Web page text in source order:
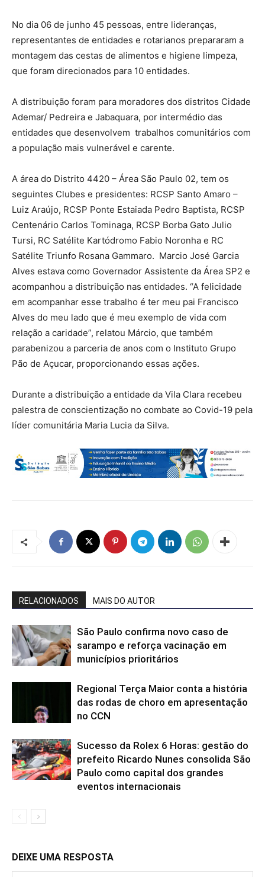
No dia 06 de junho 45 pessoas, entre lideranças,
representantes de entidades e rotarianos prepararam a
montagem das cestas de alimentos e higiene limpeza,
que foram direcionados para 10 entidades.
A distribuição foram para moradores dos distritos Cidade
Ademar/ Pedreira e Jabaquara, por intermédio das
entidades que desenvolvem trabalhos comunitários com
a população mais vulnerável e carente.
A área do Distrito 4420 – Área São Paulo 02, tem os
seguintes Clubes e presidentes: RCSP Santo Amaro –
Luiz Araújo, RCSP Ponte Estaiada Pedro Baptista, RCSP
Centenário Carlos Tominaga, RCSP Borba Gato Julio
Tursi, RC Satélite Kartódromo Fabio Noronha e RC
Satélite Triunfo Rosana Gammaro. Marcio José Garcia
Alves estava como Governador Assistente da Área SP2 e
acompanhou a distribuição nas entidades. “A felicidade
em acompanhar esse trabalho é ter meu pai Francisco
Alves do meu lado que é meu exemplo de vida com
relação a caridade”, relatou Márcio, que também
parabenizou a parceria de anos com o Instituto Grupo
Pão de Açucar, proporcionando essas ações.
Durante a distribuição a entidade da Vila Clara recebeu
palestra de conscientização no combate ao Covid-19 pela
líder comunitária Maria Lucia da Silva.
RELACIONADOS MAIS DO AUTOR
São Paulo confirma novo caso de
sarampo e reforça vacinação em
municípios prioritários
Regional Terça Maior conta a história
das rodas de choro em apresentação
no CCN
Sucesso da Rolex 6 Horas: gestão do
prefeito Ricardo Nunes consolida São
Paulo como capital dos grandes
eventos internacionais
DEIXE UMA RESPOSTA